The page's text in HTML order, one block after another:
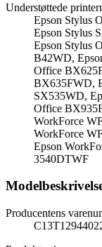
Understøttede
Epson Stylus
Epson Stylus
Epson Stylus
B42WD,
Office
BX635FWD,
SX535WD,
Office
WorkForce
WorkForce
Epson
3540DTWF
Producentens